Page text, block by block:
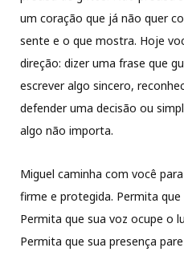
um coração que já não quer
sente e o que mostra. Hoje
direção: dizer uma frase que
escrever algo sincero,
defender uma decisão ou
algo não importa.
Miguel caminha com você
firme e protegida. Permita
Permita que sua voz ocupe o
Permita que sua presença